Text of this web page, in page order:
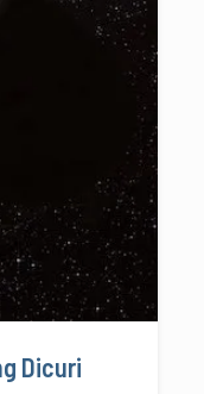
Dicuri